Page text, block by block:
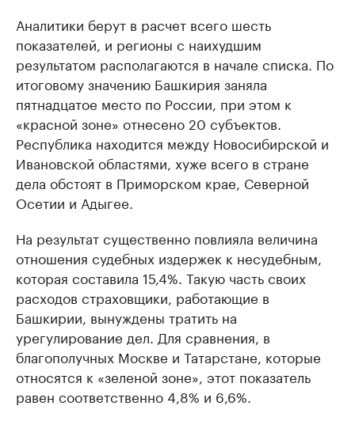
Аналитики берут в расчет всего шесть
показателей, и регионы с наихудшим
результатом располагаются в начале списка. По
итоговому значению Башкирия заняла
пятнадцатое место по России, при этом к
«красной зоне» отнесено 20 субъектов.
Республика находится между Новосибирской и
Ивановской областями, хуже всего в стране
дела обстоят в Приморском крае, Северной
Осетии и Адыгее.
На результат существенно повлияла величина
отношения судебных издержек к несудебным,
которая составила 15,4%. Такую часть своих
расходов страховщики, работающие в
Башкирии, вынуждены тратить на
урегулирование дел. Для сравнения, в
благополучных Москве и Татарстане, которые
относятся к «зеленой зоне», этот показатель
равен соответственно 4,8% и 6,6%.